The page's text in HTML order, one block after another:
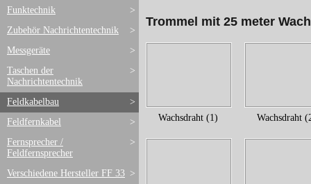
>
Funktechnik
>
Zubehör Nachrichtentechnik
>
Messgeräte
>
Taschen der
Nachrichtentechnik
>
Feldkabelbau
>
Feldfernkabel
>
Fernsprecher /
Feldfernsprecher
>
Verschiedene Hersteller FF 33
Trommel mit 25 meter
Wachsdraht (1) Wachsdraht